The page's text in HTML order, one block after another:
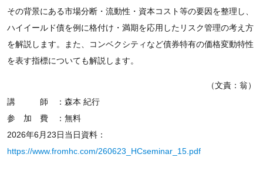
その背景にある市場分断・流動性・資本コスト等の要因を整理し、
ハイイールド債を例に格付け・満期を応用したリスク管理の考え方
を解説します。また、コンベクシティなど債券特有の価格変動特性
を表す指標についても解説します。
（文責：翁）
講 師 ：森本 紀行
参 加 費 ：無料
2026年6月23日当日資料：
https://www.fromhc.com/260623_HCseminar_15.pdf